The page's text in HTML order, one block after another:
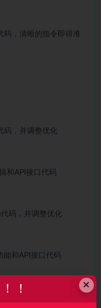
码，清晰的指令即得准
码，并调整优化
和API接口代码
码，并调整优化
和API接口代码
码演示
×
！